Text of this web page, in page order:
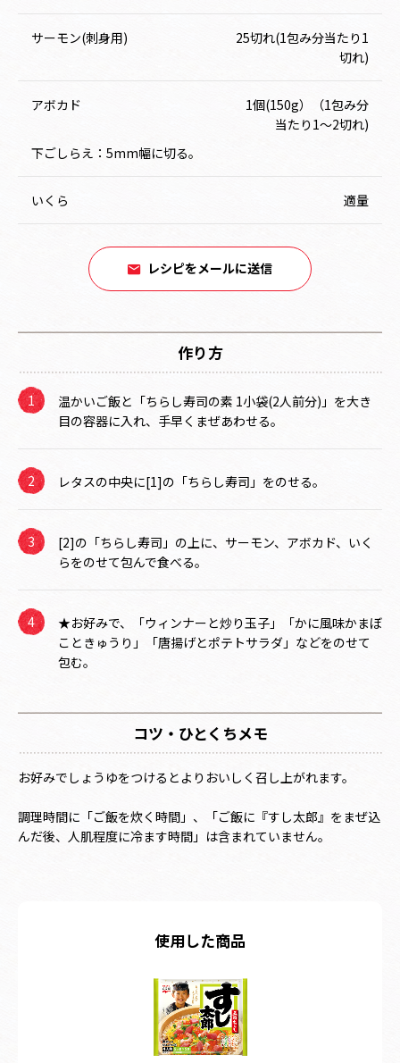
サーモン(刺身用)
25切れ(1包み分当たり1
切れ)
アボカド
1個(150g）（1包み分
当たり1～2切れ)
下ごしらえ：5mm幅に切る。
いくら 適量
レシピをメールに送信
作り方
温かいご飯と「ちらし寿司の素 1小袋(2人前分)」を大き
目の容器に入れ、手早くまぜあわせる。
レタスの中央に[1]の「ちらし寿司」をのせる。
[2]の「ちらし寿司」の上に、サーモン、アボカド、いく
らをのせて包んで食べる。
★お好みで、「ウィンナーと炒り玉子」「かに風味かまぼ
こときゅうり」「唐揚げとポテトサラダ」などをのせて
包む。
コツ・ひとくちメモ
お好みでしょうゆをつけるとよりおいしく召し上がれます。
調理時間に「ご飯を炊く時間」、「ご飯に『すし太郎』をまぜ込
んだ後、人肌程度に冷ます時間」は含まれていません。
使用した商品